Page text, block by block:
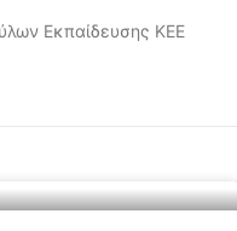
Εκπαίδευσης ΚΕΕ